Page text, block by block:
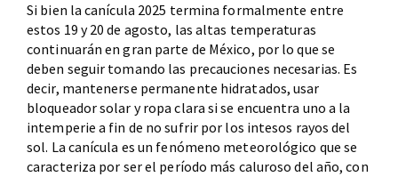
Si bien la canícula 2025 termina formalmente entre
estos 19 y 20 de agosto, las altas temperaturas
continuarán en gran parte de México, por lo que se
deben seguir tomando las precauciones necesarias. Es
decir, mantenerse permanente hidratados, usar
bloqueador solar y ropa clara si se encuentra uno a la
intemperie a fin de no sufrir por los intesos rayos del
sol. La canícula es un fenómeno meteorológico que se
caracteriza por ser el período más caluroso del año, con